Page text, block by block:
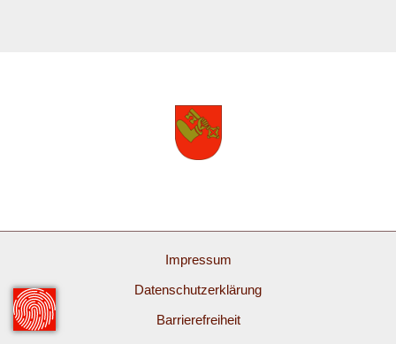
Impressum
Datenschutzerklärung
Barrierefreiheit